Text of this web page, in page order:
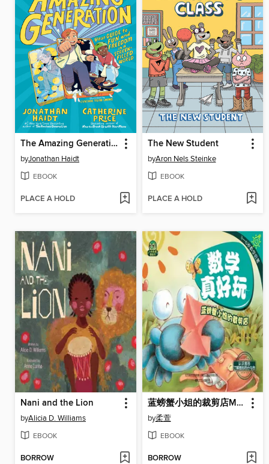
The Amazing Generation
byJonathan Haidt
EBOOK
PLACE A HOLD
The New Student
byAron Nels Steinke
EBOOK
PLACE A HOLD
Nani and the Lion
byAlicia D. Williams
EBOOK
BORROW
蓝螃蟹小姐的裁剪店Miss Blue Crab's Tailoring Shop
by柔萱
EBOOK
BORROW